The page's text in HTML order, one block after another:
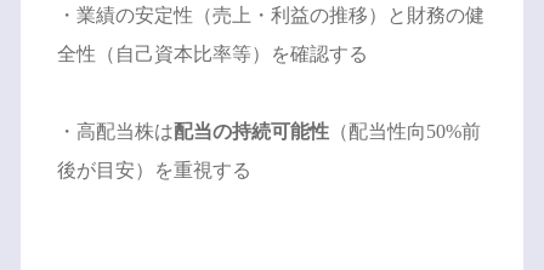
・業績の安定性（売上・利益の推移）と財務の健
全性（自己資本比率等）を確認する
・高配当株は配当の持続可能性（配当性向50%前
後が目安）を重視する